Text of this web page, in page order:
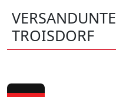
TROISDORF